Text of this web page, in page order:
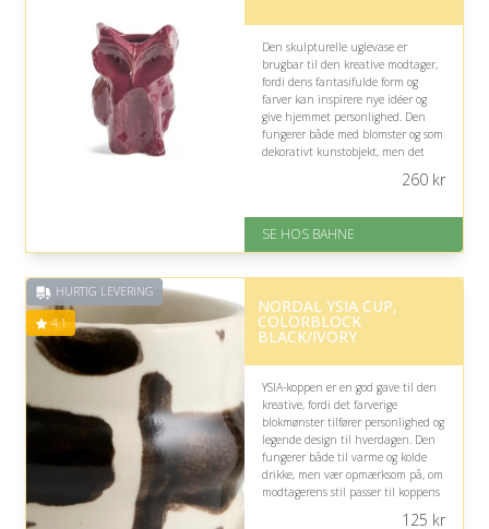
Den skulpturelle uglevase er
brugbar til den kreative modtager,
fordi dens fantasifulde form og
farver kan inspirere nye idéer og
give hjemmet personlighed. Den
fungerer både med blomster og som
dekorativt kunstobjekt, men det
På lager
Levering: 1-3 hverdage
Fremragende Trustpilot rating
260kr
SE HOS BAHNE
HURTIG LEVERING
4.1
NORDAL YSIA CUP,
COLORBLOCK
BLACK/IVORY
YSIA-koppen er en god gave til den
kreative, fordi det farverige
blokmønster tilfører personlighed og
legende design til hverdagen. Den
fungerer både til varme og kolde
drikke, men vær opmærksom på, om
modtagerens stil passer til koppens
125 kr